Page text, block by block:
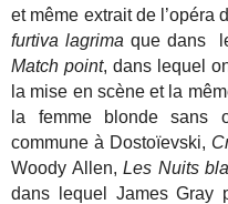
et même extrait de l’opéra
furtiva lagrimaque dans
Match point, dans lequel
la mise en scène et la
la femme blonde sans
commune à Dostoïevski,
Woody Allen,Les Nuits
dans lequel James Gray